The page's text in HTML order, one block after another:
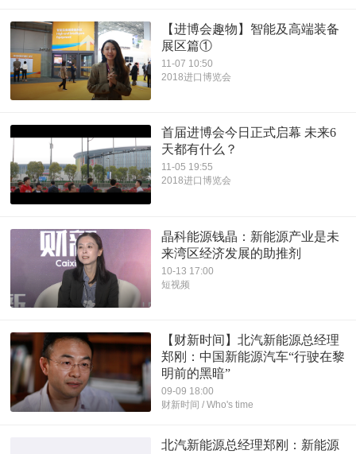
【进博会趣物】智能及高端装备
展区篇①
11-07 10:50
2018进口博览会
首届进博会今日正式启幕 未来6
天都有什么？
11-05 19:55
2018进口博览会
晶科能源钱晶：新能源产业是未
来湾区经济发展的助推剂
10-13 17:00
短视频
【财新时间】北汽新能源总经理
郑刚：中国新能源汽车“行驶在黎
明前的黑暗”
09-09 18:00
财新时间 / Who's time
北汽新能源总经理郑刚：新能源